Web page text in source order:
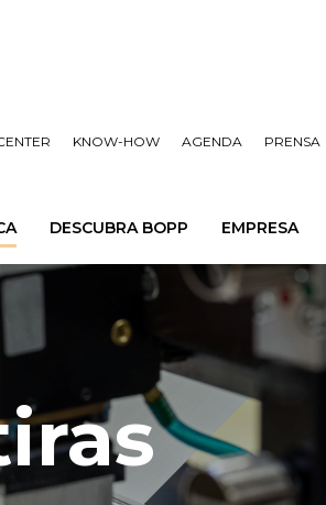
KNOW-HOW AGENDA PRENSA
DESCUBRA BOPP EMPRESA